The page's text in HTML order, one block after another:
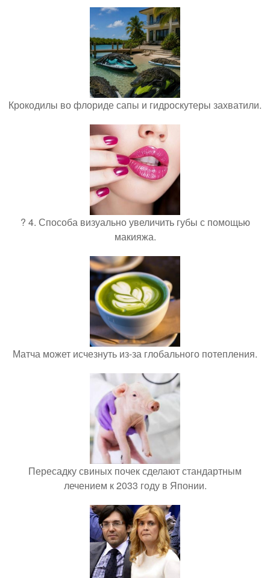
Крокодилы во флориде сапы и гидроскутеры захватили.
? 4. Способа визуально увеличить губы с помощью
макияжа.
Матча может исчезнуть из-за глобального потепления.
Пересадку свиных почек сделают стандартным
лечением к 2033 году в Японии.